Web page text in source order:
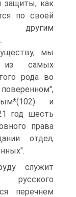
защиты, как
по своей
другим
мы
из самых
рода во
и
год шесть
права
отдел,
служит
перечнем